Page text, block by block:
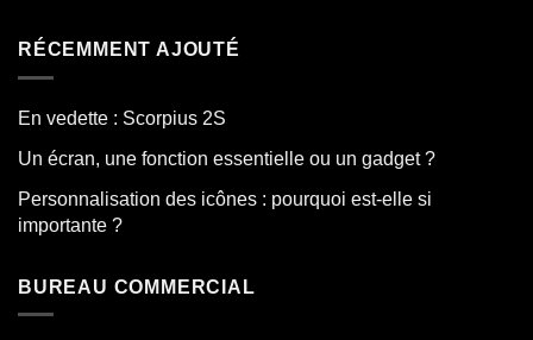
RÉCEMMENT AJOUTÉ
En vedette : Scorpius 2S
Un écran, une fonction essentielle ou un gadget ?
Personnalisation des icônes : pourquoi est-elle si
importante ?
BUREAU COMMERCIAL